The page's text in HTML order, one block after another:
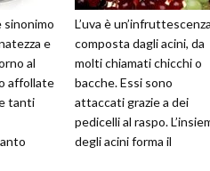
sinonimo
e
al
affollate
tanti
L’uva è un’infruttescenza
composta dagli acini, da
molti chiamati chicchi o
bacche. Essi sono
attaccati grazie a dei
pedicelli al raspo.
degli acini forma il